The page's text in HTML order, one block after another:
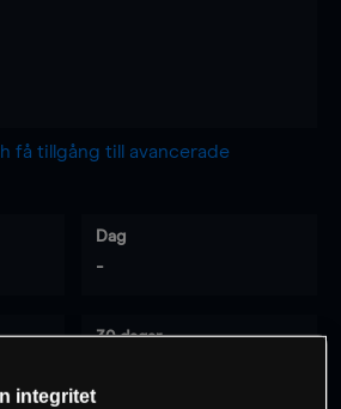
få tillgång till avancerade
Dag
-
30 dagar
integritet